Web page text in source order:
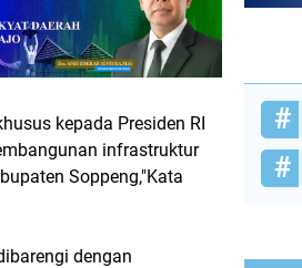
kepada Presiden RI
infrastruktur
Soppeng,"Kata
dengan